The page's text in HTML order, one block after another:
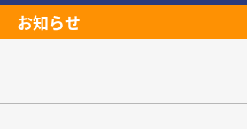
お知らせ